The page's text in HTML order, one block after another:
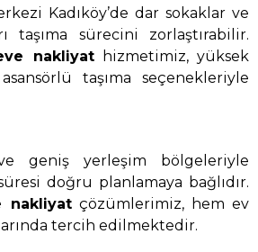
Kadıköy’de dar sokaklar ve
taşıma sürecini zorlaştırabilir.
nakliyathizmetimiz, yüksek
taşıma seçenekleriyle
geniş yerleşim bölgeleriyle
doğru planlamaya bağlıdır.
nakliyatçözümlerimiz, hem ev
tercih edilmektedir.